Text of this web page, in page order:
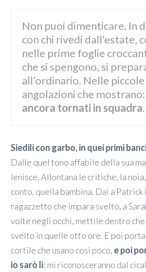
Non puoi dimenticare. In
con chi rivedi dall’estate,
nelle prime foglie
che si spengono, si
all’ordinario. Nelle piccole
angolazioni che mostrano:
ancora tornati in squadra.
Siedili con garbo, in quei primi
Dalle quel tono affabile della sua
lenisce. Allontana le critiche, la
conto, quella bambina. Dai a
ragazzetto che impara svelto, a
volte negli occhi, mettile dentro che
svelto in quelle otto ore. E poi
cortile che usano così poco, e poi
io sarò lì: mi riconosceranno dal